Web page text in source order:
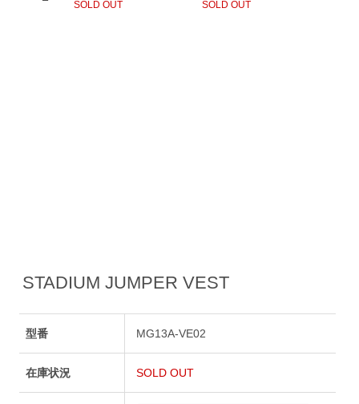
STADIUM JUMPER VEST
型番 MG13A-VE02
在庫状況 SOLD OUT